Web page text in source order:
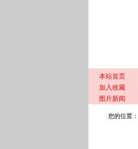
本站首页
加入收藏
图片新闻
您的位置：